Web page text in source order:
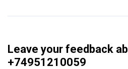
Leave your feedback
+74951210059